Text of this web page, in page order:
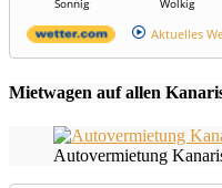
Sonnig
Wolkig
Aktuelles
Mietwagen auf allen
Autovermietung